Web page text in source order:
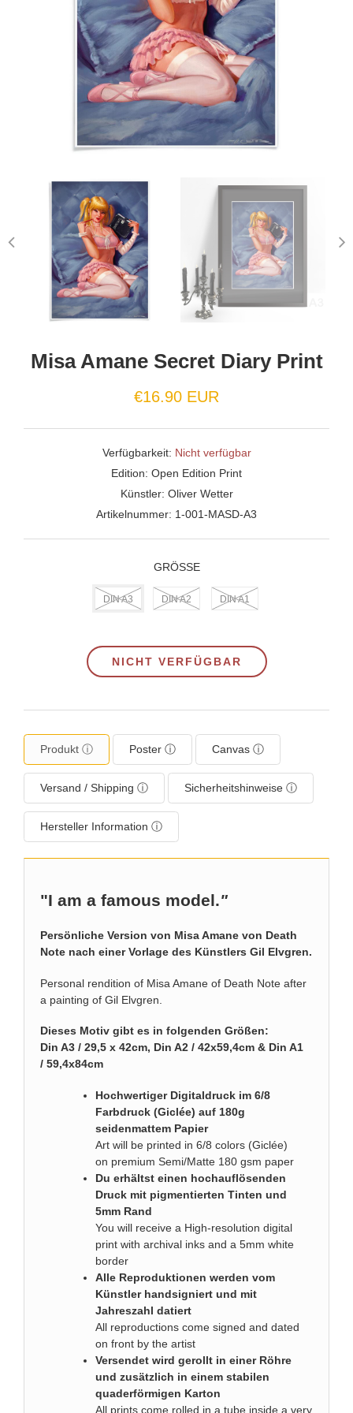
Misa Amane Secret Diary Print
€16.90 EUR
Verfügbarkeit: Nicht verfügbar
Edition: Open Edition Print
Künstler: Oliver Wetter
Artikelnummer: 1-001-MASD-A3
GRÖSSE
DIN A3 DIN A2 DIN A1
NICHT VERFÜGBAR
Produkt ⓘ Poster ⓘ Canvas ⓘ
Versand / Shipping ⓘ Sicherheitshinweise ⓘ
Hersteller Information ⓘ
"I am a famous model."
Persönliche Version von Misa Amane von Death
Note nach einer Vorlage des Künstlers Gil Elvgren.
Personal rendition of Misa Amane of Death Note after
a painting of Gil Elvgren.
Dieses Motiv gibt es in folgenden Größen:
Din A3 / 29,5 x 42cm, Din A2 / 42x59,4cm & Din A1
/ 59,4x84cm
Hochwertiger Digitaldruck im 6/8
Farbdruck (Giclée) auf 180g
seidenmattem Papier
Art will be printed in 6/8 colors (Giclée)
on premium Semi/Matte 180 gsm paper
Du erhältst einen hochauflösenden
Druck mit pigmentierten Tinten und
5mm Rand
You will receive a High-resolution digital
print with archival inks and a 5mm white
border
Alle Reproduktionen werden vom
Künstler handsigniert und mit
Jahreszahl datiert
All reproductions come signed and dated
on front by the artist
Versendet wird gerollt in einer Röhre
und zusätzlich in einem stabilen
quaderförmigen Karton
All prints come rolled in a tube inside a very